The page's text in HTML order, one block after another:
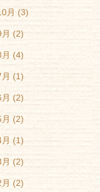
月 (3)
(2)
(4)
(1)
(2)
(2)
(1)
(2)
(2)